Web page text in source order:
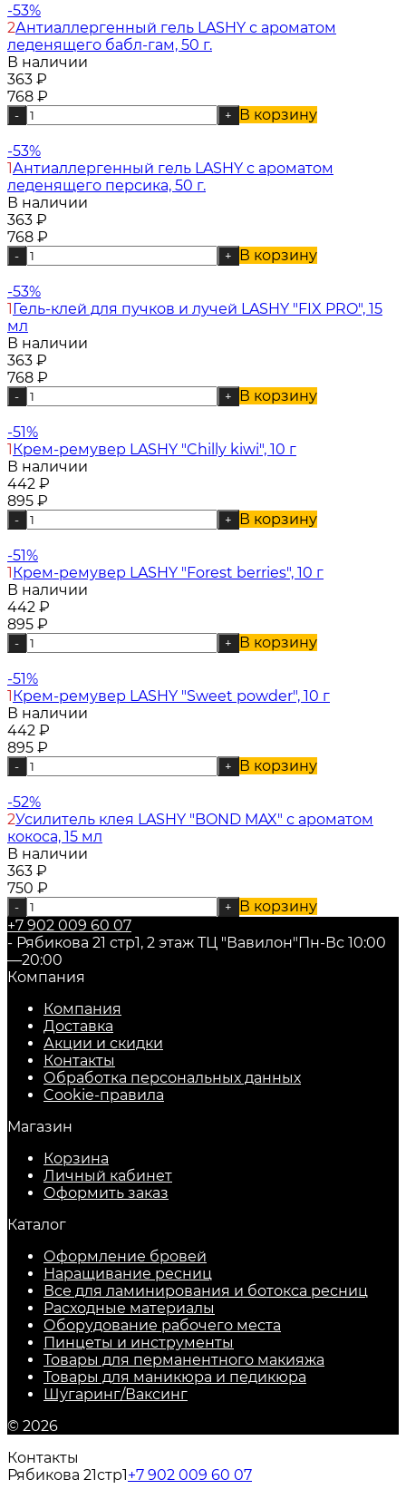
-53%
2Антиаллергенный гель LASHY с ароматом
леденящего бабл-гам, 50 г.
В наличии
363 ₽
768 ₽
- + В корзину
-53%
1Антиаллергенный гель LASHY с ароматом
леденящего персика, 50 г.
В наличии
363 ₽
768 ₽
- + В корзину
-53%
1Гель-клей для пучков и лучей LASHY "FIX PRO", 15
мл
В наличии
363 ₽
768 ₽
- + В корзину
-51%
1Крем-ремувер LASHY "Chilly kiwi", 10 г
В наличии
442 ₽
895 ₽
- + В корзину
-51%
1Крем-ремувер LASHY "Forest berries", 10 г
В наличии
442 ₽
895 ₽
- + В корзину
-51%
1Крем-ремувер LASHY "Sweet powder", 10 г
В наличии
442 ₽
895 ₽
- + В корзину
-52%
2Усилитель клея LASHY "BOND MAX" с ароматом
кокоса, 15 мл
В наличии
363 ₽
750 ₽
- +
В корзину
+7 902 009 60 07
- Рябикова 21 стр1, 2 этаж ТЦ "Вавилон"Пн-Вс 10:00
—20:00
Компания
Компания
Доставка
Акции и скидки
Контакты
Обработка персональных данных
Cookie-правила
Магазин
Корзина
Личный кабинет
Оформить заказ
Каталог
Оформление бровей
Наращивание ресниц
Все для ламинирования и ботокса ресниц
Расходные материалы
Оборудование рабочего места
Пинцеты и инструменты
Товары для перманентного макияжа
Товары для маникюра и педикюра
Шугаринг/Ваксинг
© 2026
Контакты
Рябикова 21стр1+7 902 009 60 07